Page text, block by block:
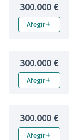
300.000 €
Afegir
300.000 €
Afegir
300.000 €
Afegir